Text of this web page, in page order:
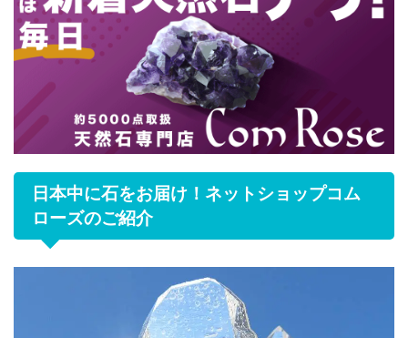
日本中に石をお届け！ネットショップコム
ローズのご紹介